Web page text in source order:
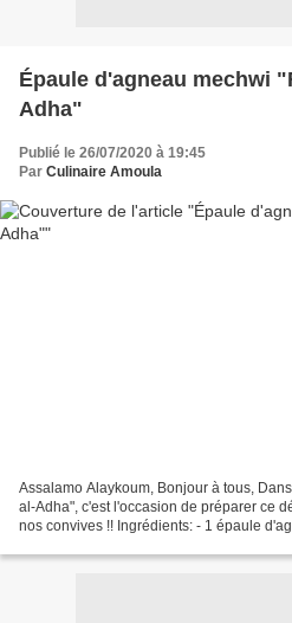
Épaule d'agneau mechwi
Adha"
Publié le 26/07/2020 à 19:45
Par Culinaire Amoula
Assalamo Alaykoum, Bonjour à tous,
al-Adha", c'est l'occasion de préparer ce
nos convives !! Ingrédients: - 1 épaule